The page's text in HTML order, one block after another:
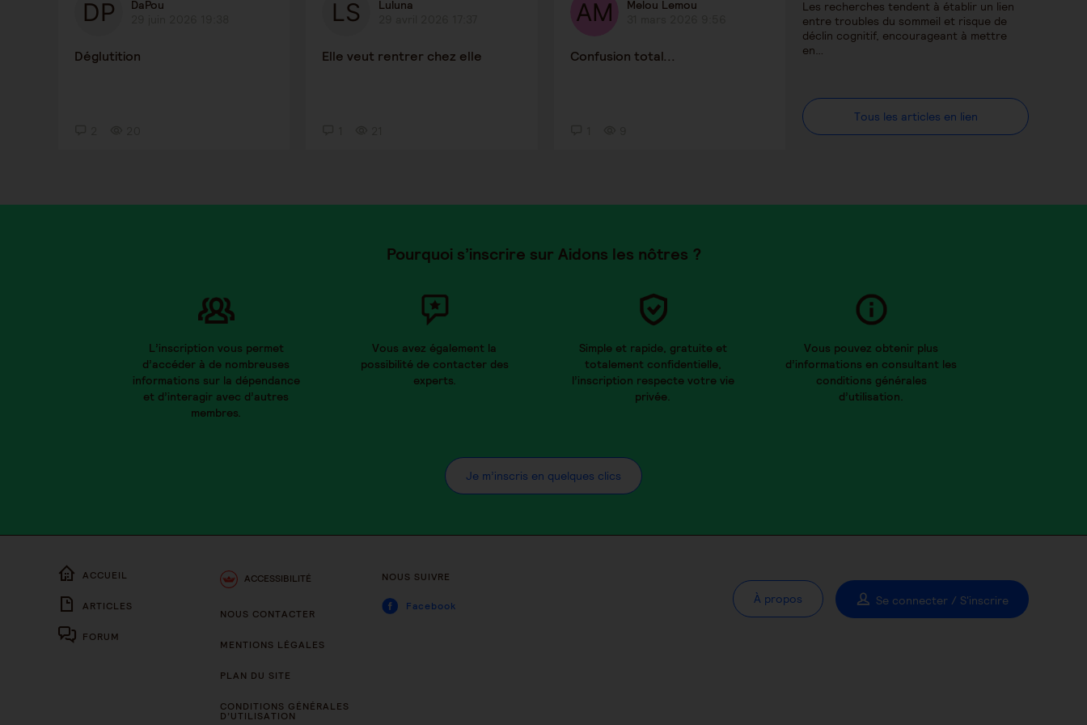
DaPou
Déglutition
Luluna
Elle veut rentrer chez elle
Melou Lemou
Confusion total...
Les recherches tendent à établir un lien
entre troubles du sommeil et risque de
déclin cognitif, encourageant à mettre
en…
Tous les articles en lien
Pourquoi s’inscrire sur Aidons les nôtres ?
L’inscription vous permet
d’accéder à de nombreuses
informations sur la dépendance
et d’interagir avec d’autres
membres.
Vous avez également la
possibilité de contacter des
experts.
Simple et rapide, gratuite et
totalement confidentielle,
l’inscription respecte votre vie
privée.
Vous pouvez obtenir plus
d’informations en consultant les
conditions générales
d’utilisation.
Je m’inscris en quelques clics
ACCUEIL
ARTICLES
FORUM
ACCESSIBILITÉ
NOUS CONTACTER
MENTIONS LÉGALES
PLAN DU SITE
CONDITIONS GÉNÉRALES
D’UTILISATION
NOUS SUIVRE
Facebook À propos Se connecter / S'inscrire